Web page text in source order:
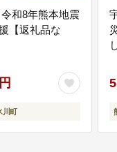
和8年熊本地震
【返礼品な
川町